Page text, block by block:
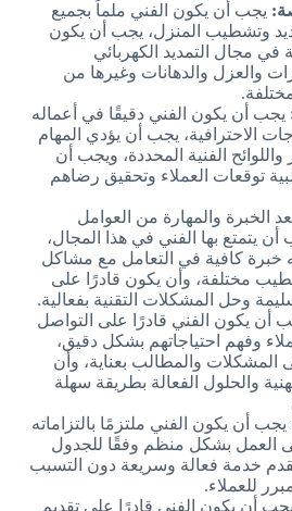
يجب أن يكون الفني ملماً بجميع
وتشطيب المنزل، يجب أن يكون
في مجال التمديد الكهربائي
والعزل والدهانات وغيرها من
يجب أن يكون الفني دقيقًا في أعماله
الاحترافية، يجب أن يؤدي المهام
واللوائح الفنية المحددة، ويجب أن
توقعات العملاء وتحقيق رضاهم
الخبرة والمهارة من العوامل
أن يتمتع بها الفني في هذا المجال،
خبرة كافية في التعامل مع مشاكل
مختلفة، وأن يكون قادرًا على
وحل المشكلات التقنية بفعالية.
أن يكون الفني قادرًا على التواصل
وفهم احتياجاتهم بشكل دقيق،
المشكلات والمطالب بعناية، وأن
والحلول الفعالة بطريقة سهلة
يجب أن يكون الفني ملتزمًا بالتزاماته
العمل بشكل منظم وفقًا للجدول
خدمة فعالة وسريعة دون التسبب
للعملاء.
يجب أن يكون الفني قادرًا على تقديم